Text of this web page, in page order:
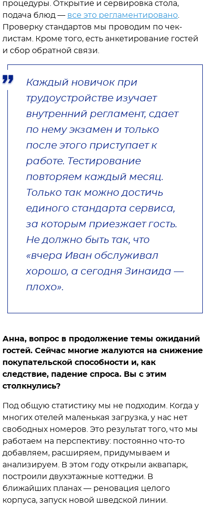
процедуры. Открытие и сервировка стола,
подача блюд — все это регламентировано
Проверку стандартов мы проводим по чек-
листам. Кроме того, есть анкетирование гостей
и сбор обратной связи.
Каждый новичок при
трудоустройстве изучает
внутренний регламент, сдает
по нему экзамен и только
после этого приступает к
работе. Тестирование
повторяем каждый месяц.
Только так можно достичь
единого стандарта сервиса,
за которым приезжает гость.
Не должно быть так, что
«вчера Иван обслуживал
хорошо, а сегодня Зинаида —
плохо».
Анна, вопрос в продолжение темы ожиданий
гостей. Сейчас многие жалуются на снижение
покупательской способности и, как
следствие, падение спроса. Вы с этим
столкнулись?
Под общую статистику мы не подходим. Когда у
многих отелей маленькая загрузка, у нас нет
свободных номеров. Это результат того, что мы
работаем на перспективу: постоянно что-то
добавляем, расширяем, придумываем и
анализируем. В этом году открыли аквапарк,
построили двухэтажные коттеджи. В
ближайших планах — реновация целого
корпуса, запуск новой шведской линии.